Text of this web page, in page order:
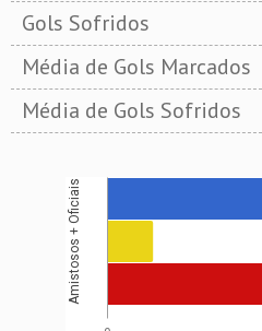
Gols Sofridos
Média de Gols Marcados
Média de Gols Sofridos
Amistosos + Oficiais